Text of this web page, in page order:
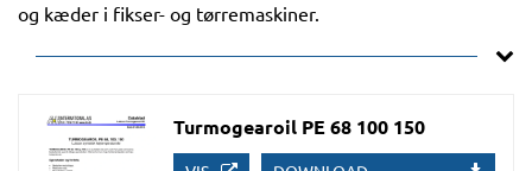
og kæder i fikser- og tørremaskiner.
Turmogearoil PE 68 100 150